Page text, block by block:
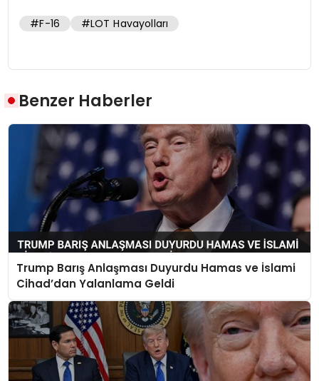
#F-16 #LOT Havayolları
Benzer Haberler
Trump Barış Anlaşması Duyurdu Hamas ve İslami
Cihad’dan Yalanlama Geldi